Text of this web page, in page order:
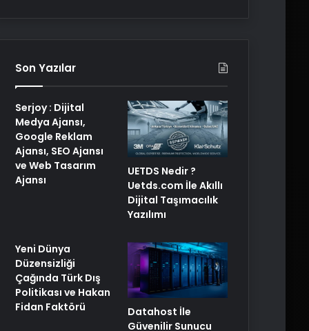
Son Yazılar
Serjoy : Dijital
Medya Ajansı,
Google Reklam
Ajansı, SEO Ajansı
ve Web Tasarım
Ajansı
UETDS Nedir ?
Uetds.com İle Akıllı
Dijital Taşımacılık
Yazılımı
Yeni Dünya
Düzensizliği
Çağında Türk Dış
Politikası ve Hakan
Fidan Faktörü
Datahost İle
Güvenilir Sunucu